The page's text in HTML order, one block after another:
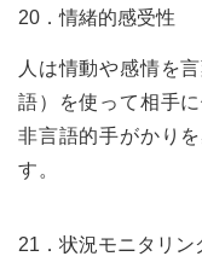
20．情緒的感受性
人は情動や感情を
語）を使って相手
非言語的手がかり
す。
21．状況モニタリン